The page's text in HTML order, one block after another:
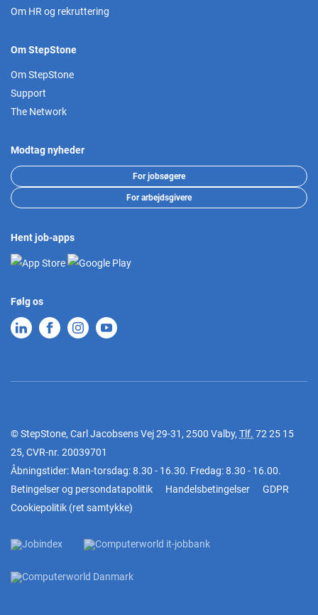
Om HR og rekruttering
Om StepStone
Om StepStone
Support
The Network
Modtag nyheder
For jobsøgere
For arbejdsgivere
Hent job-apps
Følg os
© StepStone, Carl Jacobsens Vej 29-31, 2500 Valby, Tlf. 72 25 15
25, CVR-nr. 20039701
Åbningstider: Man-torsdag: 8.30 - 16.30. Fredag: 8.30 - 16.00.
Betingelser og persondatapolitik
Handelsbetingelser
GDPR
Cookiepolitik (ret samtykke)